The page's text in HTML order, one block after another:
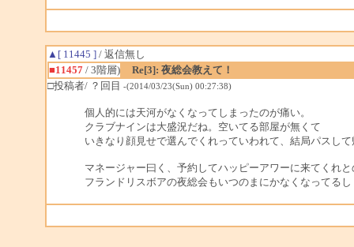
▲[ 11445 ]/ 返信無し
■11457/ 3階層)
Re[3]: 夜総会教えて！
□投稿者/ ？回目 -(2014/03/23(Sun) 00:27:38)
個人的には天河がなくなってしまったのが痛い。
クラブナインは大盛況だね。空いてる部屋が無くて
いきなり顔見せで選んでくれっていわれて、結局パスして
マネージャー曰く、予約してハッピーアワーに来てくれと
フランドリスボアの夜総会もいつのまにかなくなってるし